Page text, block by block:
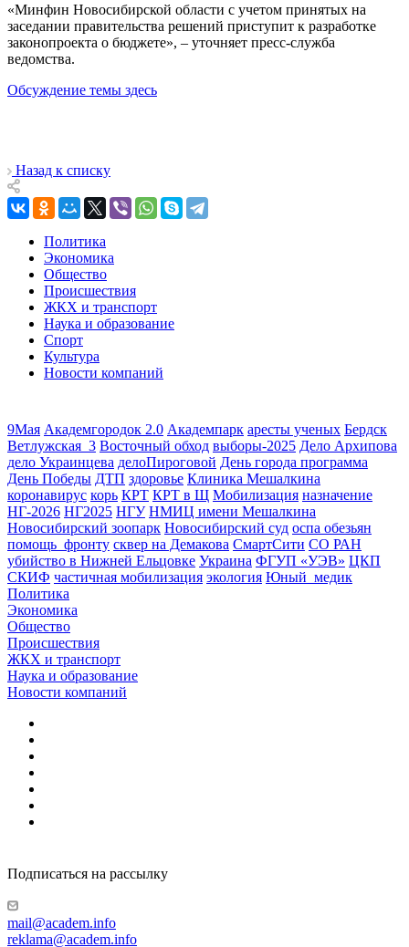
«Минфин Новосибирской области с учетом принятых на
заседании правительства решений приступит к разработке
законопроекта о бюджете», – уточняет пресс-служба
ведомства.
Обсуждение темы здесь
Назад к списку
Политика
Экономика
Общество
Происшествия
ЖКХ и транспорт
Наука и образование
Спорт
Культура
Новости компаний
9Мая Академгородок 2.0 Академпарк аресты ученых Бердск
Ветлужская_3 Восточный обход выборы-2025 Дело Архипова
дело Украинцева делоПироговой День города программа
День Победы ДТП здоровье Клиника Мешалкина
коронавирус корь КРТ КРТ в Щ Мобилизация назначение
НГ-2026 НГ2025 НГУ НМИЦ имени Мешалкина
Новосибирский зоопарк Новосибирский суд оспа обезьян
помощь_фронту сквер на Демакова СмартСити СО РАН
убийство в Нижней Ельцовке Украина ФГУП «УЭВ» ЦКП
СКИФ частичная мобилизация экология Юный_медик
Политика
Экономика
Общество
Происшествия
ЖКХ и транспорт
Наука и образование
Новости компаний
Подписаться на рассылку
mail@academ.info
reklama@academ.info